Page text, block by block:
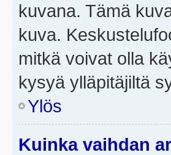
kuvana. Tämä
kuva.
mitkä voivat olla
kysyä ylläpitäjiltä
Ylös
Kuinka vaihdan